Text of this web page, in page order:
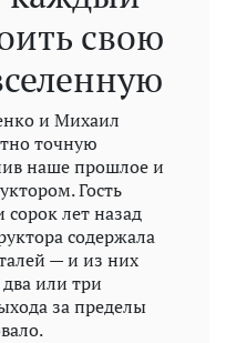
свою
и Михаил
точную
наше прошлое и
Гость
лет назад
содержала
— и из них
или три
за пределы